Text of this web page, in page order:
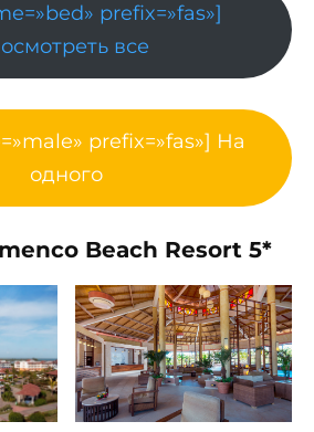
prefix=»fas»]
все
prefix=»fas»] На
одного
Beach Resort 5*